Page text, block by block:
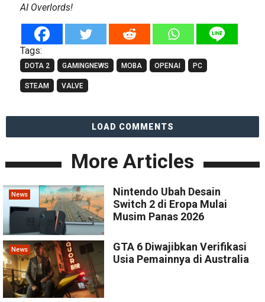
AI Overlords!
Tags:
DOTA 2 GAMINGNEWS MOBA OPENAI PC
STEAM VALVE
LOAD COMMENTS
More Articles
News
Nintendo Ubah Desain
Switch 2 di Eropa Mulai
Musim Panas 2026
News
GTA 6 Diwajibkan Verifikasi
Usia Pemainnya di Australia